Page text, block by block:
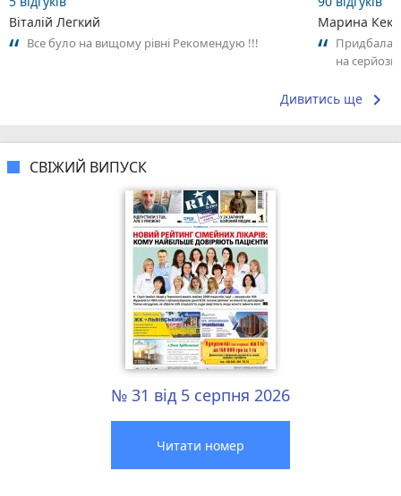
Віталій Легкий
Все було на вищому рівні Рекомендую !!!
Марина
Придбала
на
Дивитись ще keyboard_arrow_right
СВІЖИЙ ВИПУСК
№ 31 від 5 серпня 2026
Читати номер